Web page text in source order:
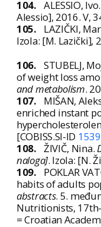
104. ALESSIO, Ivo.
Alessio], 2016. V,
105.
LAZIČKI,
Izola: [M. Lazički],
106. STUBELJ,
of weight loss
and metabolism.
107.
MIŠAN,
enriched instant
[COBISS.SI-ID
108. ŽIVIČ, Nina.
naloga]. Izola: [N.
109.
POKLAR
habits of adults
abstracts. 5.
Nutritionists,
= Croatian